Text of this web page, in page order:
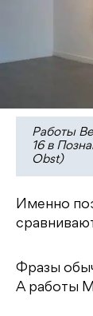
Работы
16 в
Obst)
Именно
Фразы
А работы